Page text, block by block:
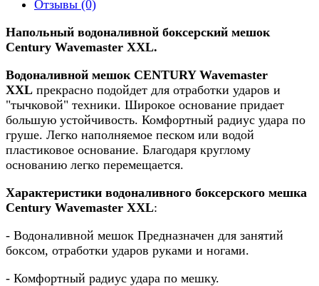
Отзывы (0)
Напольный водоналивной боксерский мешок
Century Wavemaster XXL.
Водоналивной мешок CENTURY Wavemaster
XXL прекрасно подойдет для отработки ударов и
"тычковой" техники. Широкое основание придает
большую устойчивость. Комфортный радиус удара по
груше. Легко наполняемое песком или водой
пластиковое основание. Благодаря круглому
основанию легко перемещается.
Характеристики водоналивного боксерского мешка
Century Wavemaster XXL:
- Водоналивной мешок Предназначен для занятий
боксом, отработки ударов руками и ногами.
- Комфортный радиус удара по мешку.